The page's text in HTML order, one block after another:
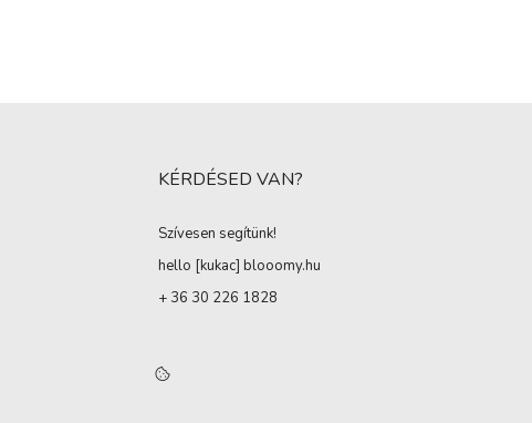
KÉRDÉSED VAN?
Szívesen segítünk!
hello [kukac] blooomy.hu
+ 36 30 226 1828